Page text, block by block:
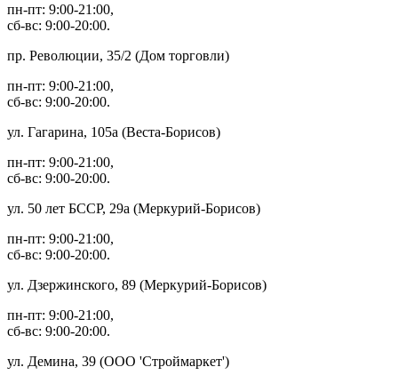
пн-пт: 9:00-21:00,
сб-вс: 9:00-20:00.
пр. Революции, 35/2 (Дом торговли)
пн-пт: 9:00-21:00,
сб-вс: 9:00-20:00.
ул. Гагарина, 105а (Веста-Борисов)
пн-пт: 9:00-21:00,
сб-вс: 9:00-20:00.
ул. 50 лет БССР, 29а (Меркурий-Борисов)
пн-пт: 9:00-21:00,
сб-вс: 9:00-20:00.
ул. Дзержинского, 89 (Меркурий-Борисов)
пн-пт: 9:00-21:00,
сб-вс: 9:00-20:00.
ул. Демина, 39 (ООО 'Строймаркет')